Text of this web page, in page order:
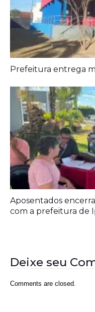
Agora é oficial
Prefeitura entrega